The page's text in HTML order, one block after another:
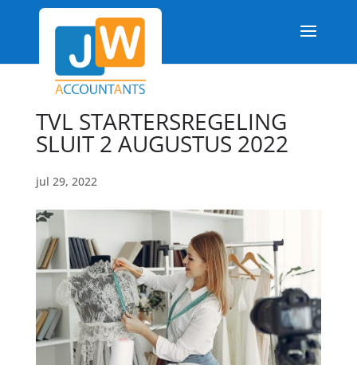
TVL STARTERSREGELING
SLUIT 2 AUGUSTUS 2022
jul 29, 2022